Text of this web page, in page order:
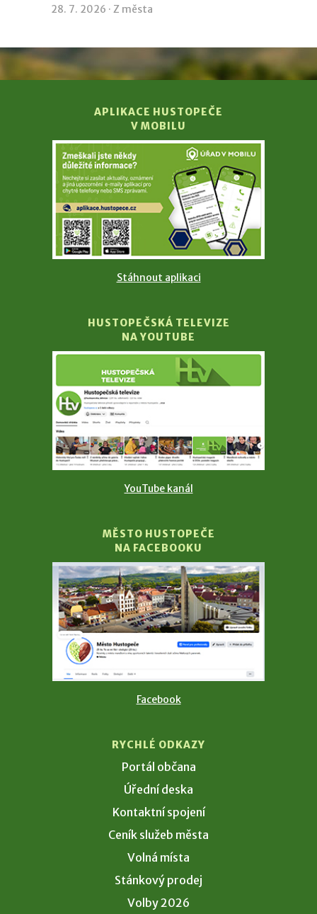
28. 7. 2026 · Z města
APLIKACE HUSTOPEČE
V MOBILU
Stáhnout aplikaci
HUSTOPEČSKÁ TELEVIZE
NA YOUTUBE
YouTube kanál
MĚSTO HUSTOPEČE
NA FACEBOOKU
Facebook
RYCHLÉ ODKAZY
Portál občana
Úřední deska
Kontaktní spojení
Ceník služeb města
Volná místa
Stánkový prodej
Volby 2026